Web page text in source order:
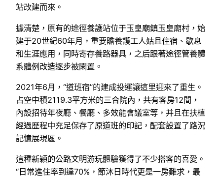
站改建而來。
據清楚，原有的途徑養護站位于玉皇廟鎮玉皇廟村，始
建于20世紀60年月，重要贍養護工人姑且住宿、歇息
和生涯應用，同時寄存養路器具，之后跟著途徑管養體
系體例改造逐步被閑置。
2021年6月，“道班宿”的建成投運讓這里迎來了重生。
占空中積2119.3平方米的三合院內，共有客房12間，
內設招待年夜廳、餐廳、多效能會議室等，并且在扶植
經過歷程中充足保存了原道班的印記，配套設置了路況
記憶展現區。
這種新穎的公路文明游玩體驗獲得了不少搭客的喜愛。
“日常進住率到達70%，節沐日時代更是一房難求，最